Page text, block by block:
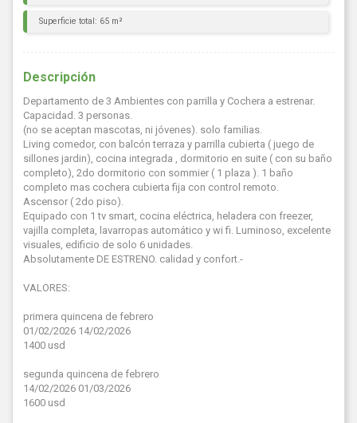
Superficie total: 65 m²
Descripción
Departamento de 3 Ambientes con parrilla y Cochera a estrenar.
Capacidad. 3 personas.
(no se aceptan mascotas, ni jóvenes). solo familias.
Living comedor, con balcón terraza y parrilla cubierta ( juego de
sillones jardin), cocina integrada , dormitorio en suite ( con su baño
completo), 2do dormitorio con sommier ( 1 plaza ). 1 baño
completo mas cochera cubierta fija con control remoto.
Ascensor ( 2do piso).
Equipado con 1 tv smart, cocina eléctrica, heladera con freezer,
vajilla completa, lavarropas automático y wi fi. Luminoso, excelente
visuales, edificio de solo 6 unidades.
Absolutamente DE ESTRENO. calidad y confort.-
VALORES:
primera quincena de febrero
01/02/2026 14/02/2026
1400 usd
segunda quincena de febrero
14/02/2026 01/03/2026
1600 usd